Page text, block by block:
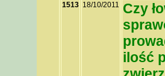
1513 18/10/2011 Czy
ilość